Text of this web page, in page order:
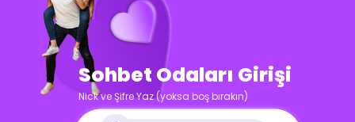
Sohbet Odaları Girişi
Nick ve Şifre Yaz (yoksa boş bırakın)